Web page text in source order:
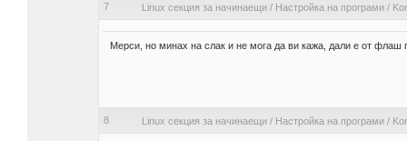
7 Linux секция за начинаещи/ Настройка на програми/
Мерси, но минах на слак и не мога да ви кажа, дали е от флаш
8 Linux секция за начинаещи/ Настройка на програми/